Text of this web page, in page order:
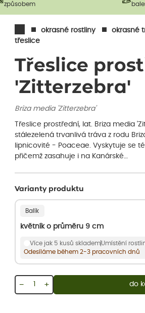
způsobem
okrasné rostliny
okrasné
třeslice
Třeslice
'Zitterzebra'
Briza media 'Zitterzebra'
Třeslice prostřední, lat. Briza media
stálezelená trvanlivá tráva z rodu
lipnicovité - Poaceae. Vyskytuje se
přičemž zasahuje i na Kanárské…
Varianty produktu
Balík
květník o průměru 9 cm
Více jak 5 kusů sklademUmístění
Odesíláme během 2-3 pracovních dnů
+
− do